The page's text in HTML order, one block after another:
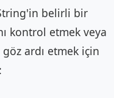
belirli bir
kontrol etmek veya
göz ardı etmek için